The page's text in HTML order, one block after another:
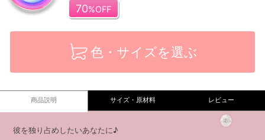
70%OFF
色・サイズを選ぶ
商品説明 サイズ・原材料 レビュー
彼を独り占めしたいあなたに♪